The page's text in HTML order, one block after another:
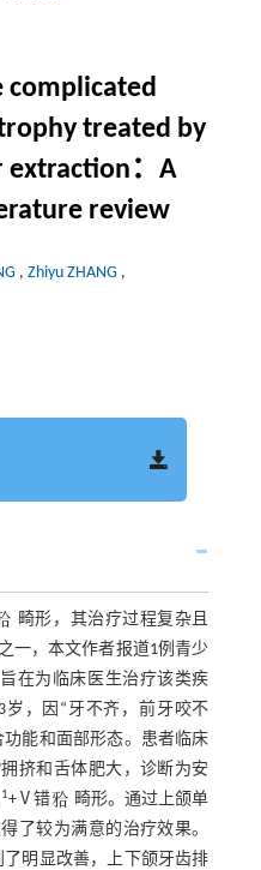
treated by
extraction：A
review
, Zhiyu ZHANG ,
畸形，其治疗过程复杂且
一，本文作者报道1例青少
在为临床医生治疗该类疾
，因“牙不齐，前牙咬不
能和面部形态。患者临床
挤和舌体肥大，诊断为安
1+Ⅴ错
畸形。通过上颌单
了较为满意的治疗效果。
了明显改善，上下颌牙齿排